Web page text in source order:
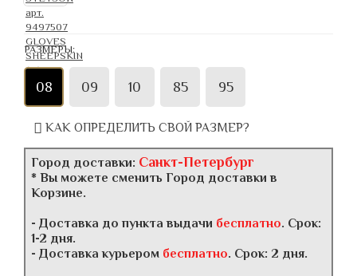
РАЗМЕРЫ:
08 09 10 85 95
КАК ОПРЕДЕЛИТЬ СВОЙ РАЗМЕР?
Город доставки: Санкт-Петербург
* Вы можете сменить Город доставки в
Корзине.
- Доставка до пункта выдачи бесплатно. Срок:
1-2 дня.
- Доставка курьером бесплатно. Срок: 2 дня.